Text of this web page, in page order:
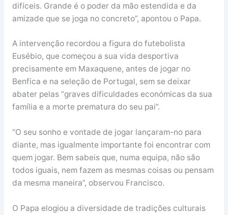
difíceis. Grande é o poder da mão estendida e da
amizade que se joga no concreto”, apontou o Papa.
A intervenção recordou a figura do futebolista
Eusébio, que começou a sua vida desportiva
precisamente em Maxaquene, antes de jogar no
Benfica e na seleção de Portugal, sem se deixar
abater pelas “graves dificuldades económicas da sua
família e a morte prematura do seu pai”.
“O seu sonho e vontade de jogar lançaram-no para
diante, mas igualmente importante foi encontrar com
quem jogar. Bem sabeis que, numa equipa, não são
todos iguais, nem fazem as mesmas coisas ou pensam
da mesma maneira”, observou Francisco.
O Papa elogiou a diversidade de tradições culturais